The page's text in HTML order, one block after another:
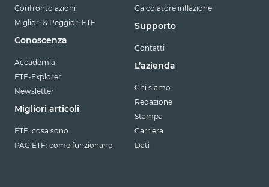
Confronto azioni
Migliori & Peggiori ETF
Conoscenza
Accademia
ETF-Explorer
Newsletter
Migliori articoli
ETF: cosa sono
PAC ETF: come funzionano
Calcolatore inflazione
Supporto
Contatti
L’azienda
Chi siamo
Redazione
Stampa
Carriera
Dati